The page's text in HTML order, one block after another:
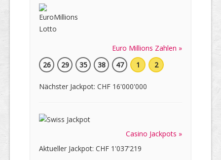
Euro Millions Zahlen »
26
29 35 38 47 1 2
Nächster Jackpot: CHF 16'000'000
Casino Jackpots »
Aktueller Jackpot: CHF 1'037'219